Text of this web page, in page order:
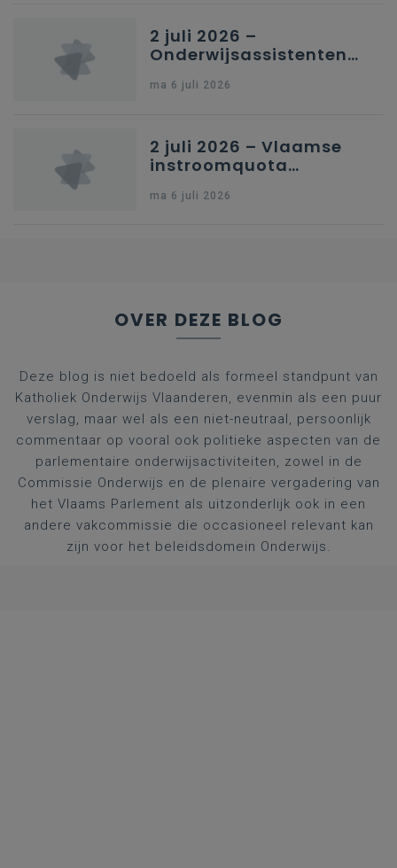
2 juli 2026 –
Onderwijsassistenten
kleuteronderwijs
ma 6 juli 2026
2 juli 2026 – Vlaamse
instroomquota
federale RIZIV-
ma 6 juli 2026
OVER DEZE BLOG
Deze blog is niet bedoeld als formeel standpunt van
Katholiek Onderwijs Vlaanderen, evenmin als een puur
verslag, maar wel als een niet-neutraal, persoonlijk
commentaar op vooral ook politieke aspecten van de
parlementaire onderwijsactiviteiten, zowel in de
Commissie Onderwijs en de plenaire vergadering van
het Vlaams Parlement als uitzonderlijk ook in een
andere vakcommissie die occasioneel relevant kan
zijn voor het beleidsdomein Onderwijs.